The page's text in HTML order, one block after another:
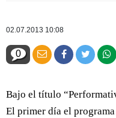
02.07.2013 10:08
0
Bajo el título
El primer día el